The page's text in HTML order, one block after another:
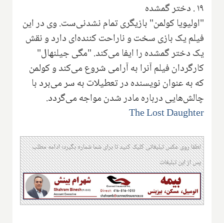
۱۹.دختر گمشده
"اولیویا کولمن" بازیگری تمام نشدنی‌ست. وی در این
فیلم یک بازی سخت و ناراحت کننده‌ای دارد و نقش
یک دختر گمشده را ایفا می‌کند. "مگی جیلنهال"
کارگردان فیلم آنرا به آرامی شروع می‌کند و کولمن
که به عنوان نویسنده در تعطیلات به سر می‌برد با
چالش‌هایی درباره مادر شدن مواجه می‌گردد.
The Lost Daughter
لطفا روی عکس تبلیغاتی کلیک کنید تا برای شما شماره بگیرد؛ ادامه مطلب
پس از این تبلیغات